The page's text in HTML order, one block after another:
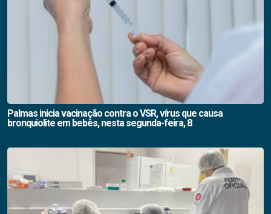
Palmas inicia vacinação contra o VSR, vírus que causa
bronquiolite em bebês, nesta segunda-feira, 8